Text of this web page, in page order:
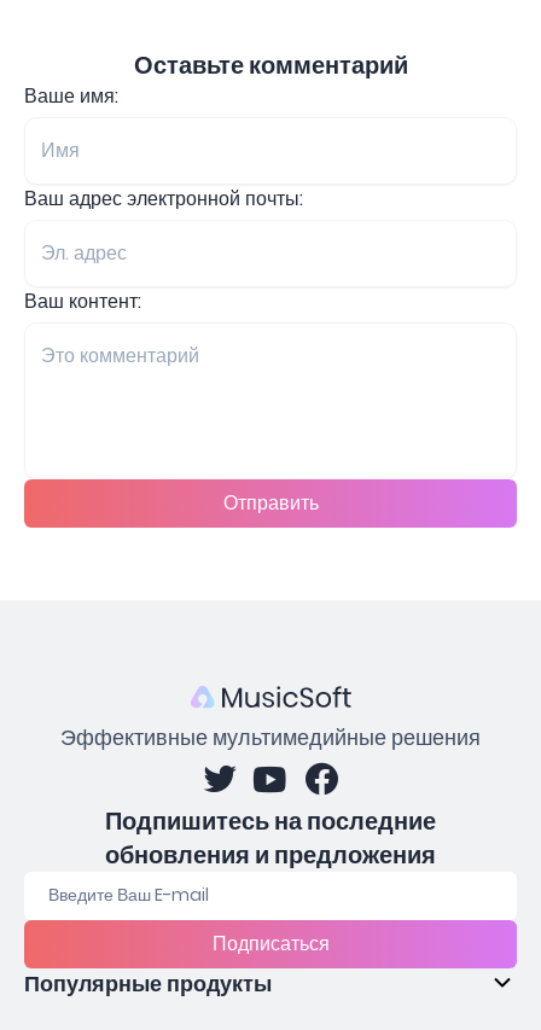
Оставьте комментарий
Ваше имя:
Ваш адрес электронной почты:
Ваш контент:
Отправить
Эффективные мультимедийные решения
Подпишитесь на последние
обновления и предложения
Подписаться
Популярные продукты